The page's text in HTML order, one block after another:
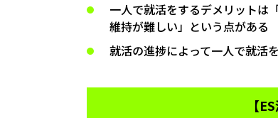
一人で就活をするデメリットは
維持が難しい」という点がある
就活の進捗によって一人で就活
【